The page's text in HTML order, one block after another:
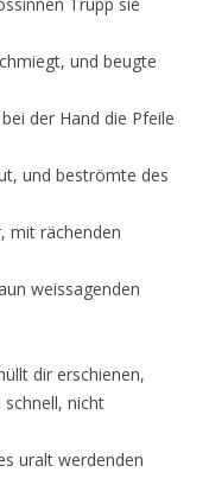
und beugte
der Hand die Pfeile
und beströmte des
mit rächenden
weissagenden
dir erschienen,
schnell, nicht
uralt werdenden